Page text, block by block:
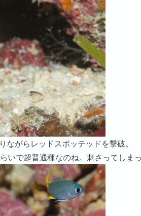
がらレッドスポッテッドを撃破。
いで超普通種なのね。刺さってしま